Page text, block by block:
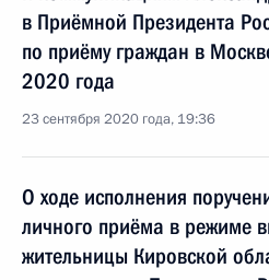
в Приёмной Президента
по приёму граждан в
2020 года
23 сентября 2020 года, 19:36
О ходе исполнения
личного приёма в режиме
жительницы Кировской